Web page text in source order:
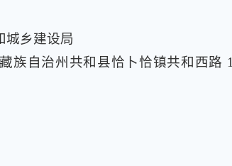
城乡建设局
自治州共和县恰卜恰镇共和西路 1